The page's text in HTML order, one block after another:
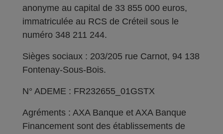
anonyme au capital de 33 855 000 euros,
immatriculée au RCS de Créteil sous le
numéro 348 211 244.
Sièges sociaux : 203/205 rue Carnot, 94 138
Fontenay-Sous-Bois.
N° ADEME : FR232655_01GSTX
Agréments : AXA Banque et AXA Banque
Financement sont des établissements de